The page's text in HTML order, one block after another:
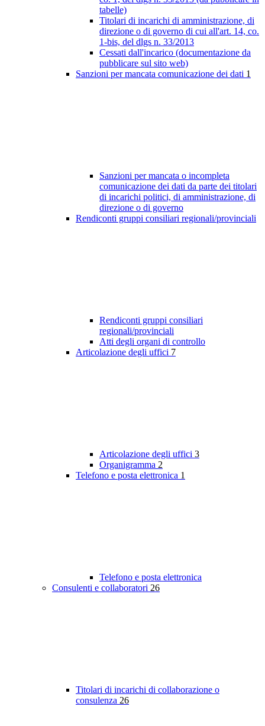
tabelle)
Titolari di incarichi di amministrazione, di
direzione o di governo di cui all'art. 14, co.
1-bis, del dlgs n. 33/2013
Cessati dall'incarico (documentazione da
pubblicare sul sito web)
Sanzioni per mancata comunicazione dei dati 1
Sanzioni per mancata o incompleta
comunicazione dei dati da parte dei titolari
di incarichi politici, di amministrazione, di
direzione o di governo
Rendiconti gruppi consiliari regionali/provinciali
Rendiconti gruppi consiliari
regionali/provinciali
Atti degli organi di controllo
Articolazione degli uffici 7
Articolazione degli uffici 3
Organigramma 2
Telefono e posta elettronica 1
Telefono e posta elettronica
Consulenti e collaboratori 26
Titolari di incarichi di collaborazione o
consulenza 26